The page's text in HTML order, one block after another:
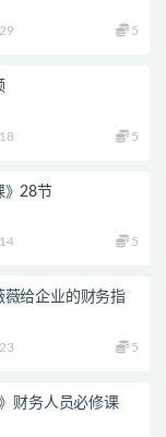
29 5
18 5
》28节
14 5
薇给企业的财务指
23 5
财务人员必修课